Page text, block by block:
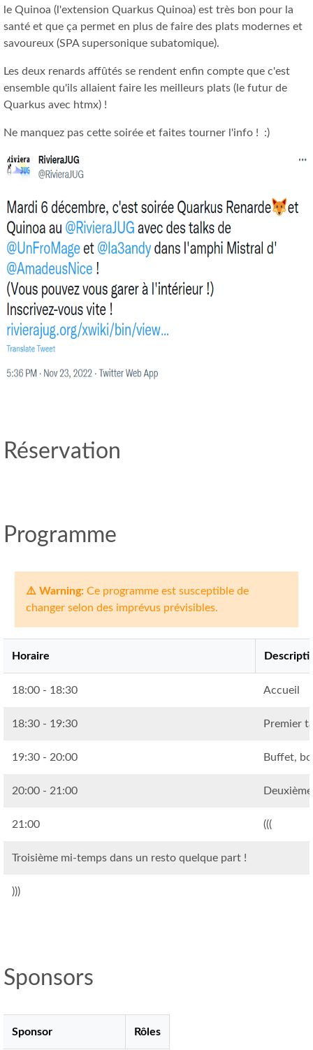
le Quinoa (l'extension Quarkus Quinoa) est très bon pour la
santé et que ça permet en plus de faire des plats modernes et
savoureux (SPA supersonique subatomique).
Les deux renards affûtés se rendent enfin compte que c'est
ensemble qu'ils allaient faire les meilleurs plats (le futur de
Quarkus avec htmx) !
Ne manquez pas cette soirée et faites tourner l'info ! :)
Réservation
Programme
Ce programme est susceptible de
changer selon des imprévus prévisibles.
Horaire
18:00 - 18:30 Accueil
18:30 - 19:30 Premier
19:30 - 20:00 Buffet,
20:00 - 21:00
21:00 (((
Troisième mi-temps dans un resto quelque part !
)))
Sponsors
Sponsor Rôles